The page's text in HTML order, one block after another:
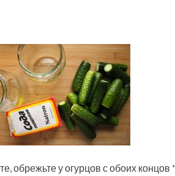
обрежьте у огурцов с обоих концов